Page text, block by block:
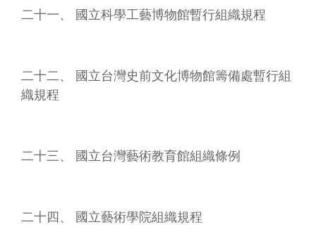
閱二十一、 國立科學工藝博物館暫行組織規程
二十二、 國立台灣史前文化博物館籌備處暫行組
織規程
二十三、 國立台灣藝術教育館組織條例
二十四、 國立藝術學院組織規程